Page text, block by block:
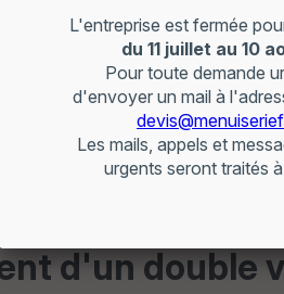
ou krypton). La température
sensation de paroi froide
de 150 m² à Namur,
gaz annuellement. Après
de 25 m²), la
une installation d'une fenêtre à
par unité, les 12 fenêtres
d'utilisation.
d'un double